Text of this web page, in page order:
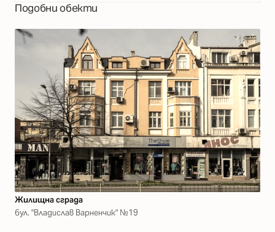
Подобни обекти
Жилищна сграда
бул. "Владислав Варненчик" №19